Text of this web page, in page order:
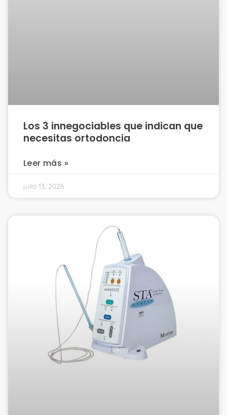
Los 3 innegociables que indican que
necesitas ortodoncia
Leer más »
julio 13, 2026